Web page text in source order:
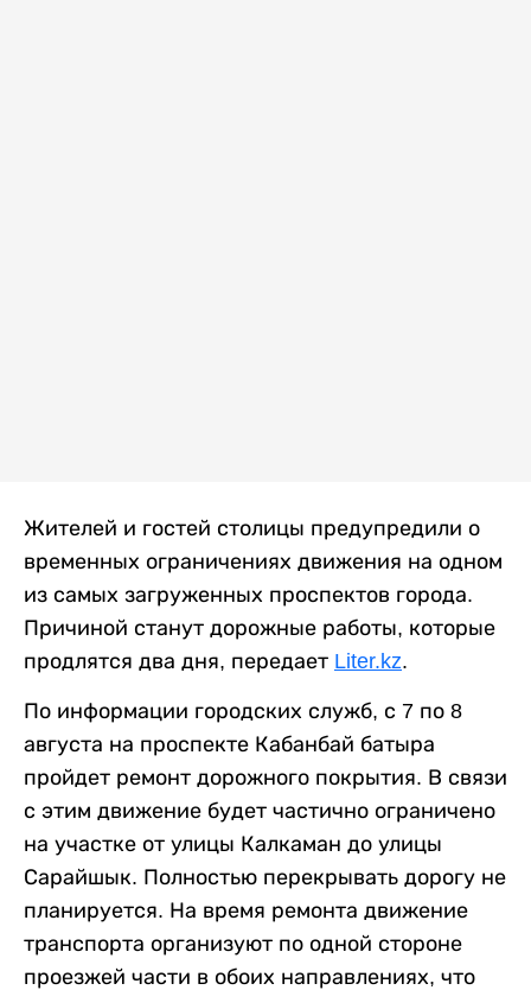
Жителей и гостей столицы предупредили о
временных ограничениях движения на одном
из самых загруженных проспектов города.
Причиной станут дорожные работы, которые
продлятся два дня, передает Liter.kz.
По информации городских служб, с 7 по 8
августа на проспекте Кабанбай батыра
пройдет ремонт дорожного покрытия. В связи
с этим движение будет частично ограничено
на участке от улицы Калкаман до улицы
Сарайшык. Полностью перекрывать дорогу не
планируется. На время ремонта движение
транспорта организуют по одной стороне
проезжей части в обоих направлениях, что